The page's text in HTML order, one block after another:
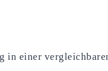
in einer